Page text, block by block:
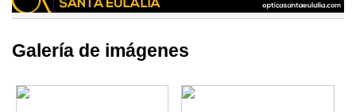
Galería de imágenes